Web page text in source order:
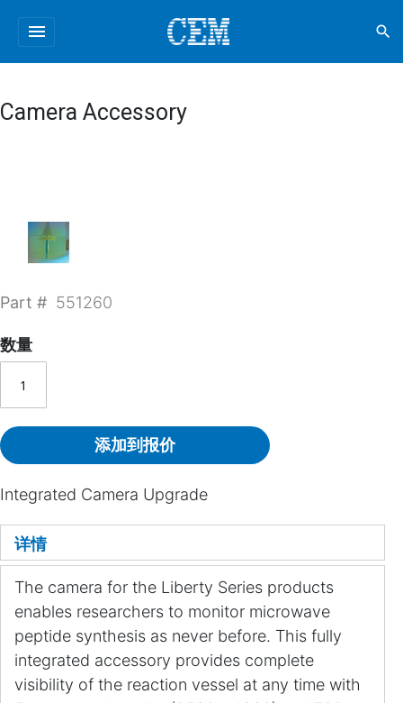
menu search
Camera Accessory
Part # 551260
数量
添加到报价
Integrated Camera Upgrade
详情
The camera for the Liberty Series products
enables researchers to monitor microwave
peptide synthesis as never before. This fully
integrated accessory provides complete
visibility of the reaction vessel at any time with